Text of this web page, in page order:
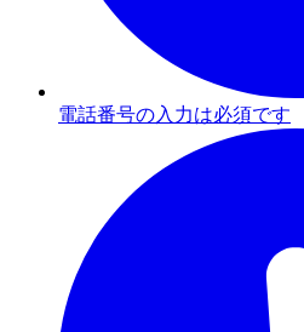
電話番号の入力は必須です